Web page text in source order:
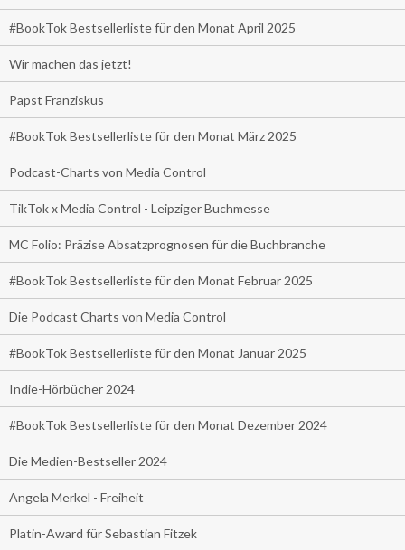
#BookTok Bestsellerliste für den Monat April 2025
Wir machen das jetzt!
Papst Franziskus
#BookTok Bestsellerliste für den Monat März 2025
Podcast-Charts von Media Control
TikTok x Media Control - Leipziger Buchmesse
MC Folio: Präzise Absatzprognosen für die Buchbranche
#BookTok Bestsellerliste für den Monat Februar 2025
Die Podcast Charts von Media Control
#BookTok Bestsellerliste für den Monat Januar 2025
Indie-Hörbücher 2024
#BookTok Bestsellerliste für den Monat Dezember 2024
Die Medien-Bestseller 2024
Angela Merkel - Freiheit
Platin-Award für Sebastian Fitzek